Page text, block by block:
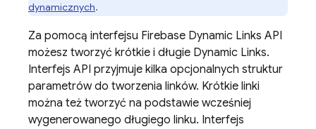
dynamicznych.
Za pomocą interfejsu Firebase Dynamic Links API
możesz tworzyć krótkie i długie Dynamic Links.
Interfejs API przyjmuje kilka opcjonalnych struktur
parametrów do tworzenia linków. Krótkie linki
można też tworzyć na podstawie wcześniej
wygenerowanego długiego linku. Interfejs